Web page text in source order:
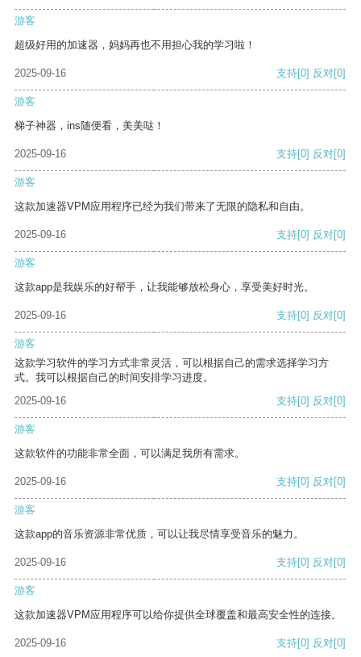
游客
超级好用的加速器，妈妈再也不用担心我的学习啦！
2025-09-16 支持[0] 反对[0]
游客
梯子神器，ins随便看，美美哒！
2025-09-16 支持[0] 反对[0]
游客
这款加速器VPM应用程序已经为我们带来了无限的隐私和自由。
2025-09-16 支持[0] 反对[0]
游客
这款app是我娱乐的好帮手，让我能够放松身心，享受美好时光。
2025-09-16 支持[0] 反对[0]
游客
这款学习软件的学习方式非常灵活，可以根据自己的需求选择学习方
式。我可以根据自己的时间安排学习进度。
2025-09-16
支持[0] 反对[0]
游客
这款软件的功能非常全面，可以满足我所有需求。
2025-09-16 支持[0] 反对[0]
游客
这款app的音乐资源非常优质，可以让我尽情享受音乐的魅力。
2025-09-16 支持[0] 反对[0]
游客
这款加速器VPM应用程序可以给你提供全球覆盖和最高安全性的连接。
2025-09-16 支持[0] 反对[0]